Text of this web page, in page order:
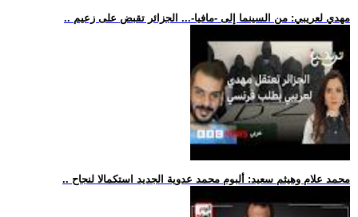
.. مهدي لعريبي: من السينما إلى -مافيا-... الجزائر تقبض على زعيم
.. محمد علام وهيثم سعيد: ألبوم محمد عدوية الجديد استكمالا لنجاح